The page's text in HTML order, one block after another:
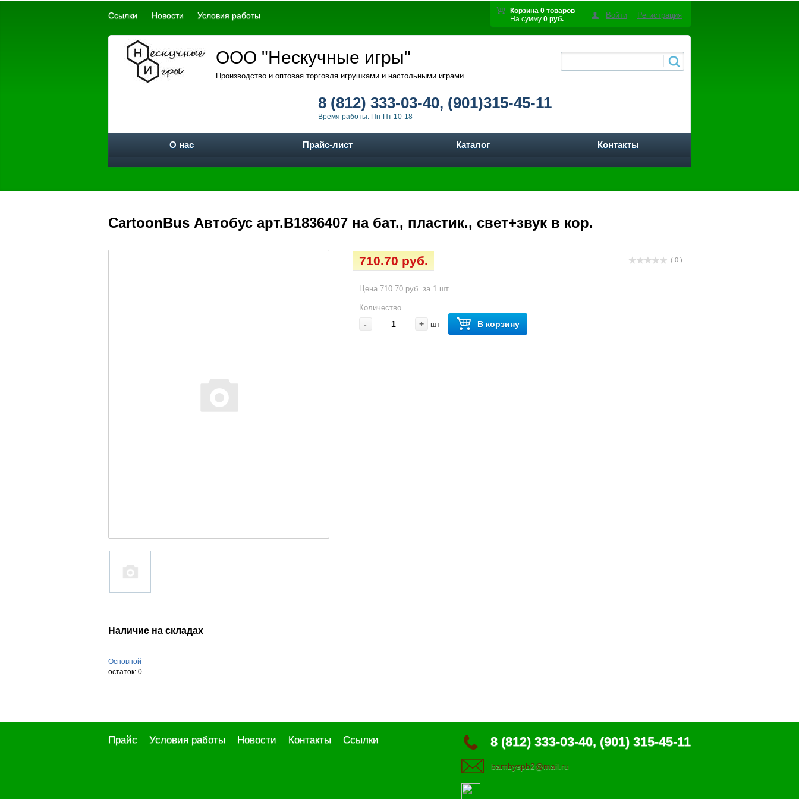
Корзина 0 товаров
На сумму 0 руб. Войти Регистрация
Ссылки Новости Условия работы
ООО "Нескучные игры"
Производство и оптовая торговля игрушками и настольными играми
8 (812) 333-03-40, (901)315-45-11
Время работы: Пн-Пт 10-18
О нас Прайс-лист Каталог Контакты
CartoonBus Автобус арт.B1836407 на бат., пластик., свет+звук в кор.
( 0 )
710.70 руб.
Цена 710.70 руб. за 1 шт
Количество
- + шт В корзину
Наличие на складах
Основной
остаток: 0
8 (812) 333-03-40, (901) 315-45-11
bambyspb2@mail.ru
Прайс Условия работы Новости Контакты Ссылки